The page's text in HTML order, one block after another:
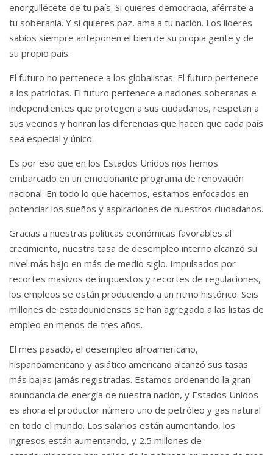
enorgullécete de tu país. Si quieres democracia, aférrate a
tu soberanía. Y si quieres paz, ama a tu nación. Los líderes
sabios siempre anteponen el bien de su propia gente y de
su propio país.
El futuro no pertenece a los globalistas. El futuro pertenece
a los patriotas. El futuro pertenece a naciones soberanas e
independientes que protegen a sus ciudadanos, respetan a
sus vecinos y honran las diferencias que hacen que cada país
sea especial y único.
Es por eso que en los Estados Unidos nos hemos
embarcado en un emocionante programa de renovación
nacional. En todo lo que hacemos, estamos enfocados en
potenciar los sueños y aspiraciones de nuestros ciudadanos.
Gracias a nuestras políticas económicas favorables al
crecimiento, nuestra tasa de desempleo interno alcanzó su
nivel más bajo en más de medio siglo. Impulsados ​​por
recortes masivos de impuestos y recortes de regulaciones,
los empleos se están produciendo a un ritmo histórico. Seis
millones de estadounidenses se han agregado a las listas de
empleo en menos de tres años.
El mes pasado, el desempleo afroamericano,
hispanoamericano y asiático americano alcanzó sus tasas
más bajas jamás registradas. Estamos ordenando la gran
abundancia de energía de nuestra nación, y Estados Unidos
es ahora el productor número uno de petróleo y gas natural
en todo el mundo. Los salarios están aumentando, los
ingresos están aumentando, y 2.5 millones de